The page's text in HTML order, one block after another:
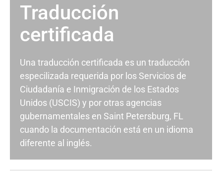
Traducción
certificada
Una traducción certificada es un traducción
especilizada requerida por los Servicios de
Ciudadanía e Inmigración de los Estados
Unidos (USCIS) y por otras agencias
gubernamentales en Saint Petersburg, FL
cuando la documentación está en un idioma
diferente al inglés.